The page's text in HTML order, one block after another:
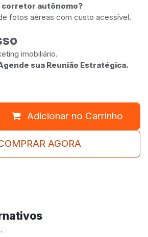
corretor autônomo?
fotos aéreas com custo acessível.
imobiliário.
sua Reunião Estratégica.
Adicionar no Carrinho
AGORA